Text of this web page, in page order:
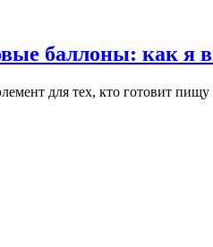
баллоны: как я
для тех, кто готовит